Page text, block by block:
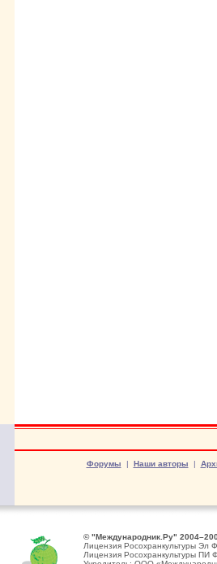
Форумы | Наши авторы |
© "Международник.Ру"
Лицензия Росохранкультуры Эл
Лицензия Росохранкультуры ПИ